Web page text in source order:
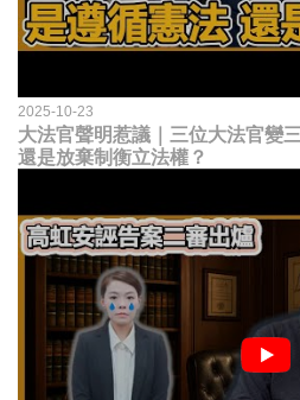
2025-10-23
大法官聲明惹議｜三位大法官變
還是放棄制衡立法權？